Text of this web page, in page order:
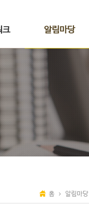
크 알림마당
홈 알림마당